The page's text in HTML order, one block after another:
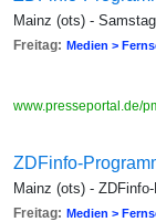
Mainz (ots) -
Freitag: Medien >
www.presseportal.de/
ZDFinfo-
Mainz (ots) -
Freitag: Medien >